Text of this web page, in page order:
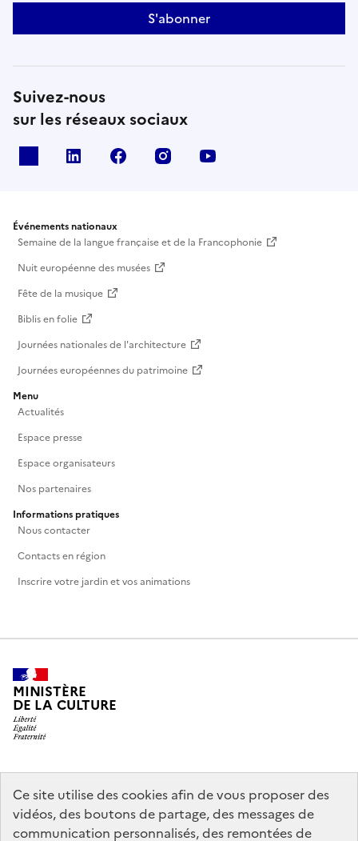
Ce site utilise des cookies afin de vous proposer des
vidéos, des boutons de partage, des messages de
communication personnalisés, des remontées de
S'abonner
Suivez-nous
sur les réseaux sociaux
Linkedin Facebook Instagram
Événements nationaux
Semaine de la langue française et de la Francophonie
Nuit européenne des musées
Fête de la musique
Biblis en folie
Journées nationales de l'architecture
Journées européennes du patrimoine
Menu
Actualités
Espace presse
Espace organisateurs
Nos partenaires
Informations pratiques
Nous contacter
Contacts en région
Inscrire votre jardin et vos animations
MINISTÈRE
DE LA CULTURE
legifrance.gouv.fr
info.gouv.fr
service-public.gouv.fr
data.gouv.fr